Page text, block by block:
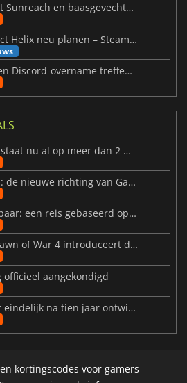
Palworld-update maakt Sunreach en baasgevechten stabieler
Microsoft könnte Project Helix neu planen – Steam-Support wackelt
Malware-kaarten en een Discord-overname treffen Meccha Chameleon
Resident Evil Veronica staat nu al op meer dan 2 miljoen verlanglijstjes
Beast of Reincarnation: de nieuwe richting van Game Freak
Big Walk is nu verkrijgbaar: een reis gebaseerd op vriendschap
Warhammer 40.000: Dawn of War 4 introduceert de Necron-factie
officieel aangekondigd
Vahrin's Call verschijnt eindelijk na tien jaar ontwikkeling
kortingscodes voor gamers